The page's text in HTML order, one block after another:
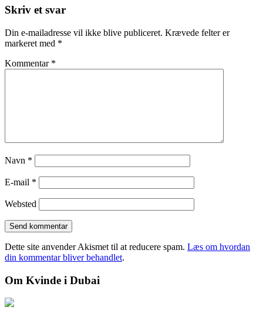
Skriv et svar
Din e-mailadresse vil ikke blive publiceret. Krævede felter er
markeret med *
Kommentar *
Navn *
E-mail *
Websted
Dette site anvender Akismet til at reducere spam. Læs om hvordan
din kommentar bliver behandlet.
Om Kvinde i Dubai